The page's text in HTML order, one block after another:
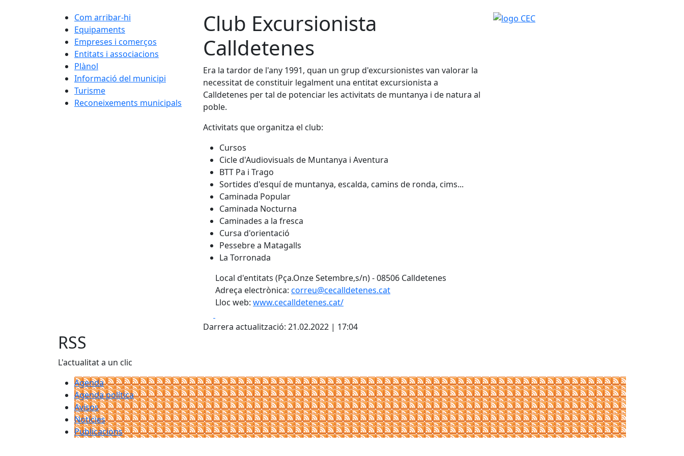
Com arribar-hi
Equipaments
Empreses i comerços
Entitats i associacions
Plànol
Informació del municipi
Turisme
Reconeixements municipals
Club Excursionista
Calldetenes
Era la tardor de l'any 1991, quan un grup d'excursionistes van valorar la
necessitat de constituir legalment una entitat excursionista a
Calldetenes per tal de potenciar les activitats de muntanya i de natura al
poble.
Activitats que organitza el club:
Cursos
Cicle d'Audiovisuals de Muntanya i Aventura
BTT Pa i Trago
Sortides d'esquí de muntanya, escalda, camins de ronda, cims...
Caminada Popular
Caminada Nocturna
Caminades a la fresca
Cursa d'orientació
Pessebre a Matagalls
La Torronada
Local d'entitats (Pça.Onze Setembre,s/n) - 08506 Calldetenes
Adreça electrònica: correu@cecalldetenes.cat
Lloc web: www.cecalldetenes.cat/
Darrera actualització: 21.02.2022 | 17:04
logo CEC
RSS
L'actualitat a un clic
Agenda
Agenda política
Avisos
Notícies
Publicacions